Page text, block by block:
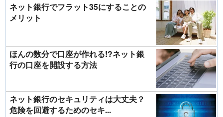
ネット銀行でフラット35にすることの
メリット
ほんの数分で口座が作れる!?ネット銀
行の口座を開設する方法
ネット銀行のセキュリティは大丈夫？
危険を回避するためのセキ...